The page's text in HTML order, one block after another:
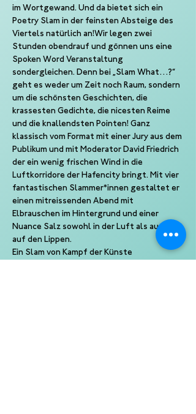
im Wortgewand. Und da bietet sich ein
Poetry Slam in der feinsten Absteige des
Viertels natürlich an!Wir legen zwei
Stunden obendrauf und gönnen uns eine
Spoken Word Veranstaltung
sondergleichen. Denn bei „Slam What…?“
geht es weder um Zeit noch Raum, sondern
um die schönsten Geschichten, die
krassesten Gedichte, die nicesten Reime
und die knallendsten Pointen! Ganz
klassisch vom Format mit einer Jury aus dem
Publikum und mit Moderator David Friedrich
der ein wenig frischen Wind in die
Luftkorridore der Hafencity bringt. Mit vier
fantastischen Slammer*innen gestaltet er
einen mitreissenden Abend mit
Elbrauschen im Hintergrund und einer
Nuance Salz sowohl in der Luft als auch
auf den Lippen.
Ein Slam von Kampf der Künste